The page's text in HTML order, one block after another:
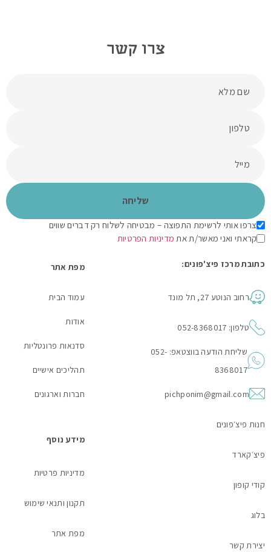
צרו קשר
צרפו אותי לרשימת התפוצה – מבטיחה לשלוח רק דברים שווים
קראתי ואני מאשר/ת את מדיניות הפרטיות
כתובת מרכז פיצ'פונים:
רחוב הנוטע 27, תל מונד
טלפון: 052-8368017
שליחת הודעה בווצטאפ: 052-
8368017
pichponim@gmail.com
מפת אתר
עמוד הבית
אודות
סדנאות פרונטליות
תהליכים אישיים
חברות וארגונים
חנות פיצ׳פונים
פיצ׳קארד
קודי קופון
בלוג
יצירת קשר
מידע נוסף
מדיניות פרטיות
תקנון ותנאי שימוש
מפת אתר